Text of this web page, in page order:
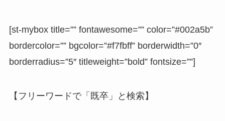
[st-mybox title=”” fontawesome=”” color=”#002a5b”
bordercolor=”” bgcolor=”#f7fbff” borderwidth=”0″
borderradius=”5″ titleweight=”bold” fontsize=””]
【フリーワードで「既卒」と検索】